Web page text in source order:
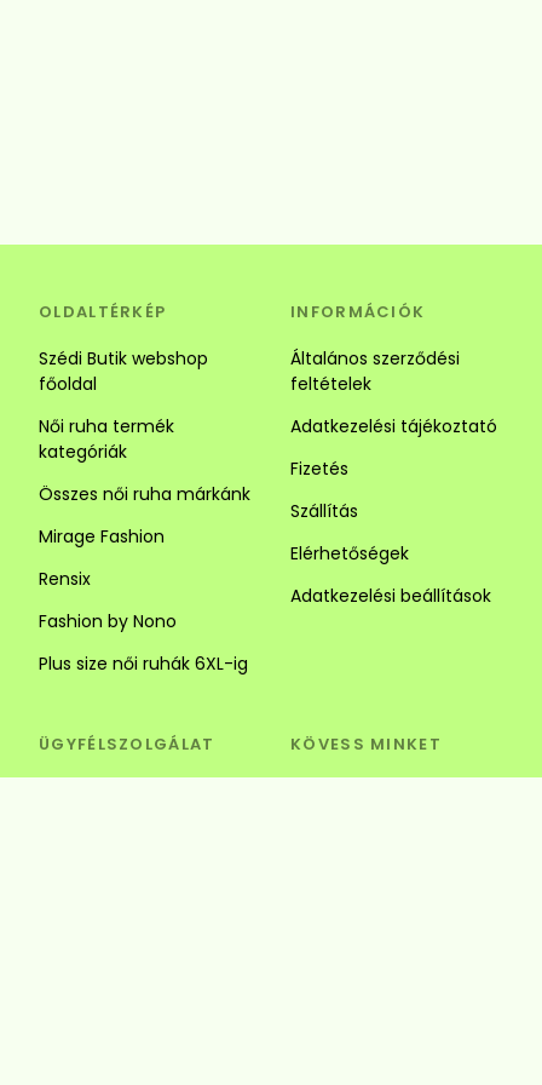
OLDALTÉRKÉP
Szédi Butik webshop
főoldal
Női ruha termék
kategóriák
Összes női ruha márkánk
Mirage Fashion
Rensix
Fashion by Nono
Plus size női ruhák 6XL-ig
INFORMÁCIÓK
Általános szerződési
feltételek
Adatkezelési tájékoztató
Fizetés
Szállítás
Elérhetőségek
Adatkezelési beállítások
ÜGYFÉLSZOLGÁLAT KÖVESS MINKET